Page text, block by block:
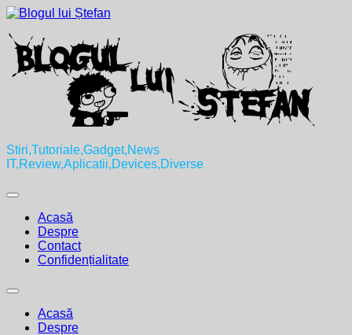
Skip
content
Stiri,Tutoriale,Gadget,News
IT,Review,Aplicatii,Devices,Diverse
Expand
Acasă
Despre
Contact
Confidențialitate
Expand
Acasă
Despre